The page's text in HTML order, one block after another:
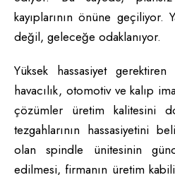
kayıplarının önüne geçiliyor.
değil, geleceğe odaklanıyor.
Yüksek hassasiyet
havacılık, otomotiv ve kalıp
çözümler üretim kalitesini
tezgahlarının hassasiyetini
olan spindle ünitesinin
edilmesi, firmanın üretim